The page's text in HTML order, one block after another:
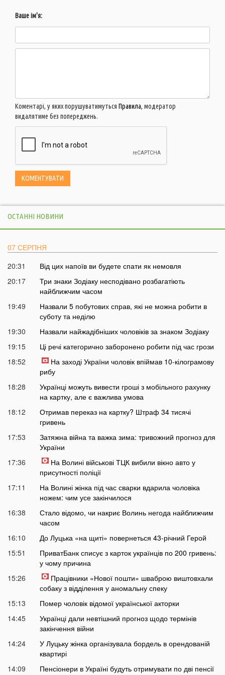
Ваше ім'я:
Коментарі, у яких порушуватимуться Правила, модератор
видалятиме без попереджень.
ОСТАННІ НОВИНИ
07 СЕРПНЯ
20:31
Від цих напоїв ви будете спати як немовля
20:17
Три знаки Зодіаку несподівано розбагатіють
найближчим часом
19:49
Назвали 5 побутових справ, які не можна робити в
суботу та неділю
19:30
Назвали найжадібніших чоловіків за знаком Зодіаку
19:15
Ці речі категорично заборонено робити під час грози
18:52
На заході України чоловік впіймав 10-кілограмову
рибу
18:28
Українці можуть вивести гроші з мобільного рахунку
на картку, але є важлива умова
18:12
Отримав переказ на картку? Штраф 34 тисячі
гривень
17:53
Затяжна війна та важка зима: тривожний прогноз для
України
17:36
На Волині військові ТЦК вибили вікно авто у
присутності поліції
17:11
На Волині жінка під час сварки вдарила чоловіка
ножем: чим усе закінчилося
16:38
Стало відомо, чи накриє Волинь негода найближчим
часом
16:10
До Луцька «на щиті» повернеться 43-річний Герой
15:51
ПриватБанк списує з карток українців по 200 гривень:
у чому причина
15:26
Працівники «Нової пошти» шваброю виштовхали
собаку з відділення у аномальну спеку
15:13
Помер чоловік відомої української акторки
14:45
Українці дали невтішний прогноз щодо термінів
закінчення війни
14:24
У Луцьку жінка організувала бордель в орендованій
квартирі
14:09
Пенсіонери в Україні будуть отримувати по дві пенсії